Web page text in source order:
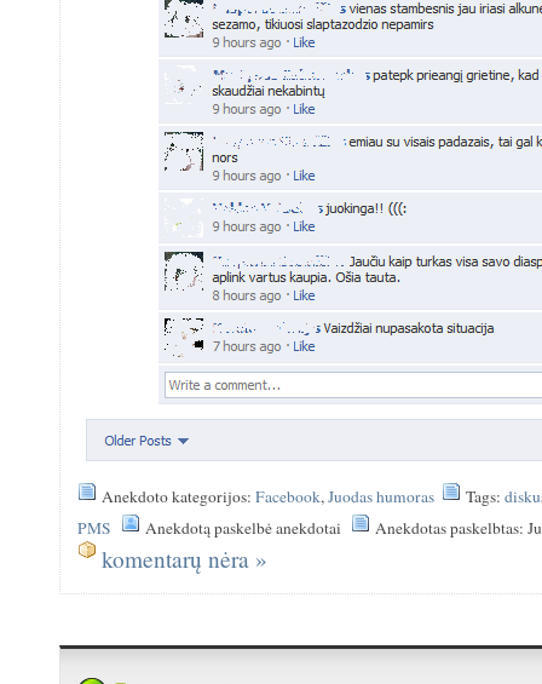
Anekdoto kategorijos:Facebook,Juodas humoras Tags:
PMS
Anekdotą paskelbė anekdotai Anekdotas paskelbtas:
komentarų nėra »